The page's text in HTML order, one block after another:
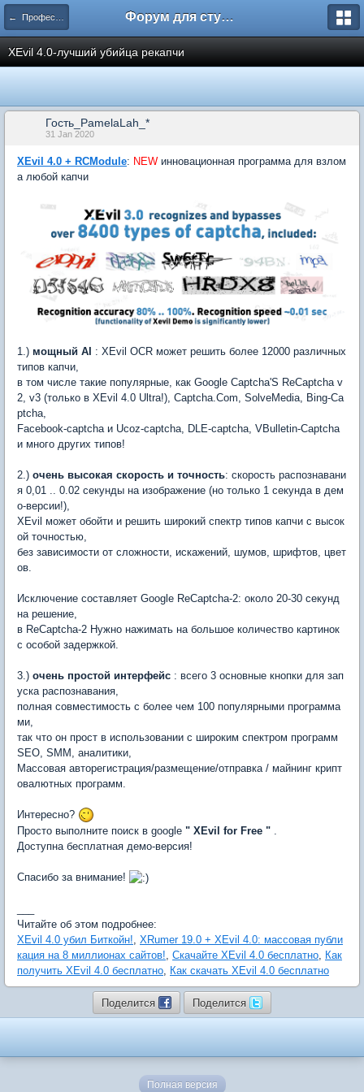
← Профессиональное общение Форум для студента СГА
XEvil 4.0-лучший убийца рекапчи
Гость_PamelaLah_*
31 Jan 2020
XEvil 4.0 + RCModule: NEW инновационная программа для взлом
а любой капчи
1.) мощный AI : XEvil OCR может решить более 12000 различных
типов капчи,
в том числе такие популярные, как Google Captcha'S ReCaptcha v
2, v3 (только в XEvil 4.0 Ultra!), Captcha.Com, SolveMedia, Bing-Ca
ptcha,
Facebook-captcha и Ucoz-captcha, DLE-captcha, VBulletin-Captcha
и много других типов!
2.) очень высокая скорость и точность: скорость распознавани
я 0,01 .. 0.02 секунды на изображение (но только 1 секунда в дем
о-версии!),
XEvil может обойти и решить широкий спектр типов капчи с высок
ой точностью,
без зависимости от сложности, искажений, шумов, шрифтов, цвет
ов.
Исключение составляет Google ReCaptcha-2: около 20-30 секунд
на решение,
в ReCaptcha-2 Нужно нажимать на большое количество картинок
с особой задержкой.
3.) очень простой интерфейс : всего 3 основные кнопки для зап
уска распознавания,
полная совместимость с более чем 100 популярными программа
ми,
так что он прост в использовании с широким спектром программ
SEO, SMM, аналитики,
Массовая авторегистрация/размещение/отправка / майнинг крипт
овалютных программ.
Интересно?
Просто выполните поиск в google " XEvil for Free " .
Доступна бесплатная демо-версия!
Спасибо за внимание!
Читайте об этом подробнее:
XEvil 4.0 убил Биткойн!, XRumer 19.0 + XEvil 4.0: массовая публи
кация на 8 миллионах сайтов!, Скачайте XEvil 4.0 бесплатно, Как
получить XEvil 4.0 бесплатно, Как скачать XEvil 4.0 бесплатно
Поделится Поделится
Полная версия